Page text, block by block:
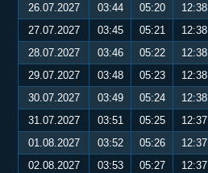
26.07.2027
03:44 05:20 12:38
27.07.2027
03:45 05:21 12:38
28.07.2027
03:46 05:22 12:38
29.07.2027
03:48 05:23 12:38
30.07.2027
03:49 05:24 12:38
31.07.2027
03:51 05:25 12:37
01.08.2027
03:52 05:26 12:37
02.08.2027
03:53 05:27 12:37